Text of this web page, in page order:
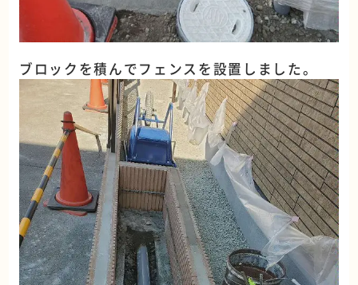
ブロックを積んでフェンスを設置しました。